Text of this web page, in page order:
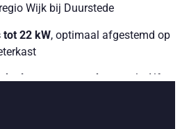
Wijk bij Duurstede
tot 22 kW, optimaal afgestemd op
van topmerkenzoals Alfen,